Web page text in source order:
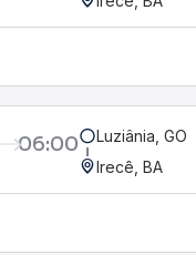
06:00
Luziânia, GO
Irecê, BA